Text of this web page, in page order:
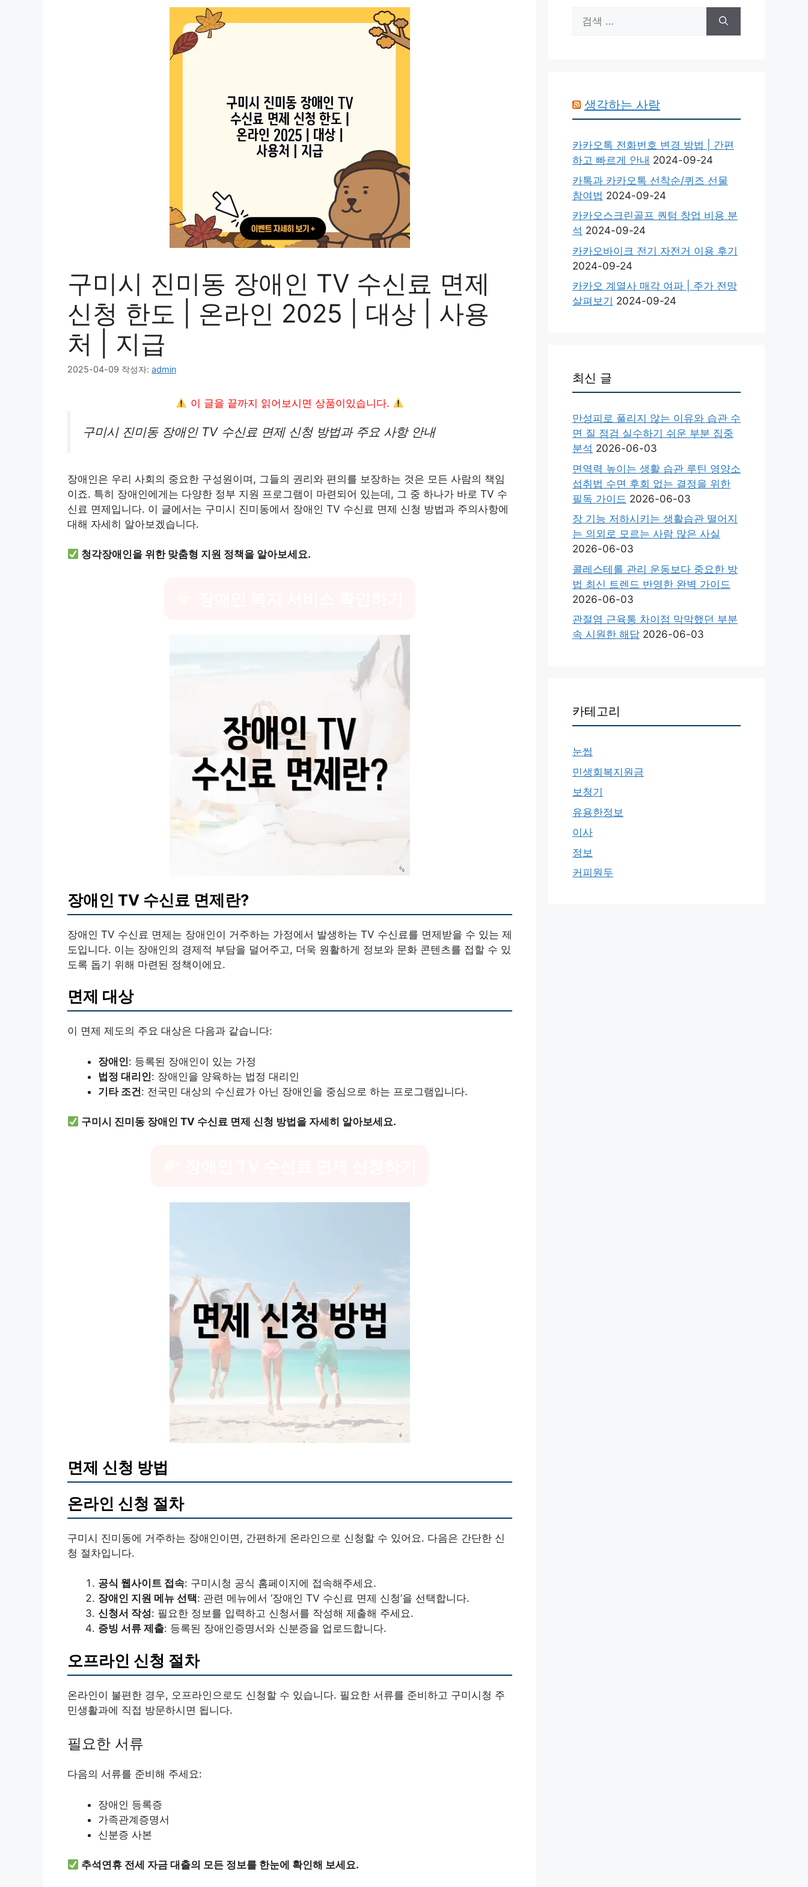
구미시 진미동 장애인 TV 수신료 면제
신청 한도 | 온라인 2025 | 대상 | 사용
처 | 지급
2025-04-09 작성자: admin
이 글을 끝까지 읽어보시면 상품이있습니다.
구미시 진미동 장애인 TV 수신료 면제 신청 방법과 주요 사항 안내
장애인은 우리 사회의 중요한 구성원이며, 그들의 권리와 편의를 보장하는 것은 모든 사람의 책임
이죠. 특히 장애인에게는 다양한 정부 지원 프로그램이 마련되어 있는데, 그 중 하나가 바로 TV 수
신료 면제입니다. 이 글에서는 구미시 진미동에서 장애인 TV 수신료 면제 신청 방법과 주의사항에
대해 자세히 알아보겠습니다.
청각장애인을 위한 맞춤형 지원 정책을 알아보세요.
장애인 TV 수신료 면제란?
장애인 TV 수신료 면제는 장애인이 거주하는 가정에서 발생하는 TV 수신료를 면제받을 수 있는 제
도입니다. 이는 장애인의 경제적 부담을 덜어주고, 더욱 원활하게 정보와 문화 콘텐츠를 접할 수 있
도록 돕기 위해 마련된 정책이에요.
면제 대상
이 면제 제도의 주요 대상은 다음과 같습니다:
장애인: 등록된 장애인이 있는 가정
법정 대리인: 장애인을 양육하는 법정 대리인
기타 조건: 전국민 대상의 수신료가 아닌 장애인을 중심으로 하는 프로그램입니다.
구미시 진미동 장애인 TV 수신료 면제 신청 방법을 자세히 알아보세요.
면제 신청 방법
온라인 신청 절차
구미시 진미동에 거주하는 장애인이면, 간편하게 온라인으로 신청할 수 있어요. 다음은 간단한 신
청 절차입니다.
공식 웹사이트 접속: 구미시청 공식 홈페이지에 접속해주세요.
장애인 지원 메뉴 선택: 관련 메뉴에서 ‘장애인 TV 수신료 면제 신청’을 선택합니다.
신청서 작성: 필요한 정보를 입력하고 신청서를 작성해 제출해 주세요.
증빙 서류 제출: 등록된 장애인증명서와 신분증을 업로드합니다.
오프라인 신청 절차
온라인이 불편한 경우, 오프라인으로도 신청할 수 있습니다. 필요한 서류를 준비하고 구미시청 주
민생활과에 직접 방문하시면 됩니다.
필요한 서류
다음의 서류를 준비해 주세요:
장애인 등록증
가족관계증명서
신분증 사본
추석연휴 전세 자금 대출의 모든 정보를 한눈에 확인해 보세요.
색:
생각하는 사람
카카오톡 전화번호 변경 방법 | 간편
하고 빠르게 안내 2024-09-24
카톡과 카카오톡 선착순/퀴즈 선물
참여법 2024-09-24
카카오스크린골프 퀀텀 창업 비용 분
석 2024-09-24
카카오바이크 전기 자전거 이용 후기
2024-09-24
카카오 계열사 매각 여파 | 주가 전망
살펴보기 2024-09-24
최신 글
만성피로 풀리지 않는 이유와 습관 수
면 질 점검 실수하기 쉬운 부분 집중
분석 2026-06-03
면역력 높이는 생활 습관 루틴 영양소
섭취법 수면 후회 없는 결정을 위한
필독 가이드 2026-06-03
장 기능 저하시키는 생활습관 떨어지
는 의외로 모르는 사람 많은 사실
2026-06-03
콜레스테롤 관리 운동보다 중요한 방
법 최신 트렌드 반영한 완벽 가이드
2026-06-03
관절염 근육통 차이점 막막했던 부분
속 시원한 해답 2026-06-03
카테고리
눈썹
민생회복지원금
보청기
유용한정보
이사
정보
커피원두